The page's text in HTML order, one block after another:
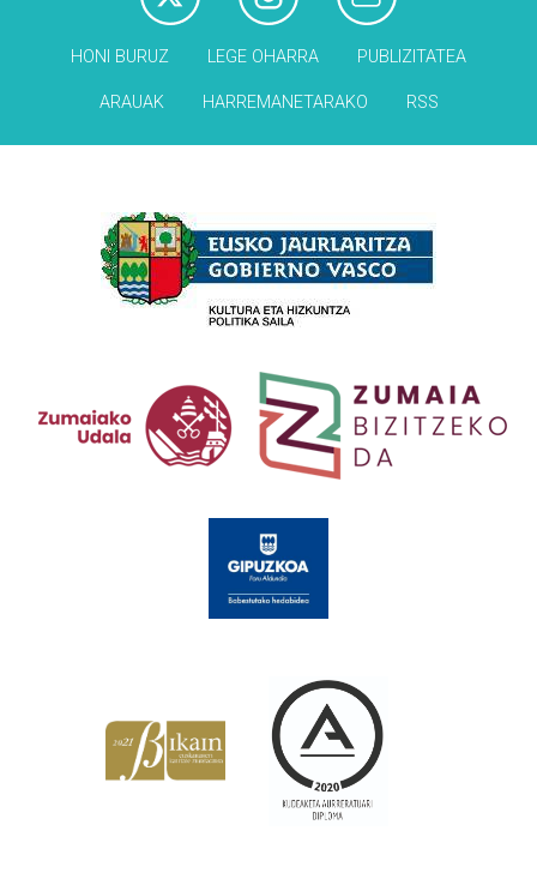
HONI BURUZ LEGE OHARRA PUBLIZITATEA
ARAUAK HARREMANETARAKO RSS